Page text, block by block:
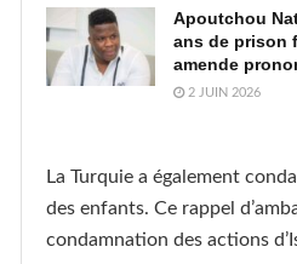
Apoutchou
ans de prison
amende
2 JUIN 2026
La Turquie a également
des enfants. Ce rappel
condamnation des actions